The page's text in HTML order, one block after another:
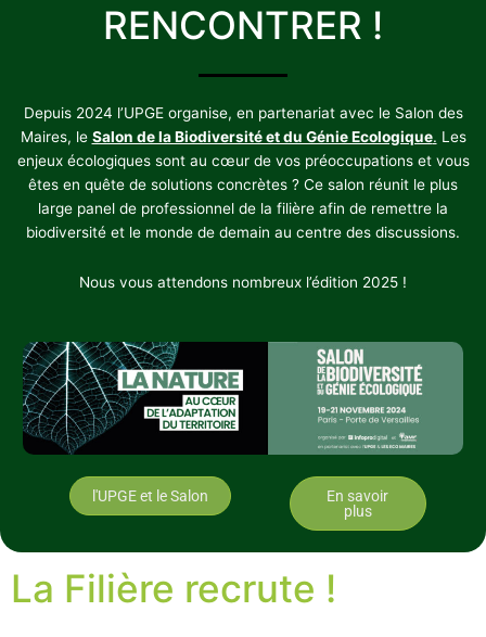
RENCONTRER !
Depuis 2024 l’UPGE organise, en partenariat avec le Salon des
Maires, le Salon de la Biodiversité et du Génie Ecologique. Les
enjeux écologiques sont au cœur de vos préoccupations et vous
êtes en quête de solutions concrètes ? Ce salon réunit le plus
large panel de professionnel de la filière afin de remettre la
biodiversité et le monde de demain au centre des discussions.
Nous vous attendons nombreux l’édition 2025 !
l'UPGE et le Salon
En savoir
plus
La Filière recrute !